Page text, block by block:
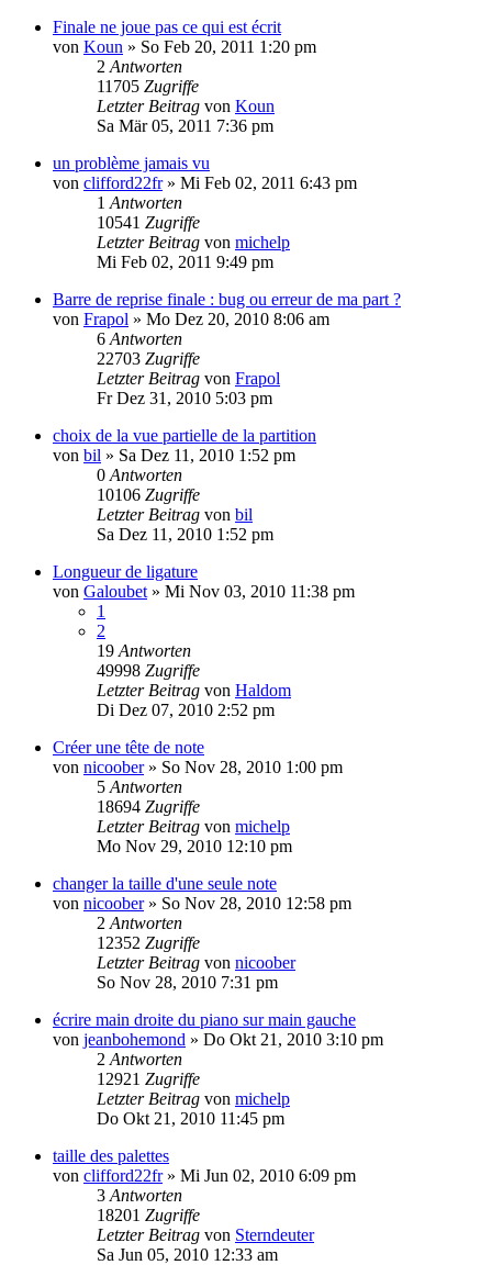
Finale ne joue pas ce qui est écrit
von Koun » So Feb 20, 2011 1:20 pm
2 Antworten
11705 Zugriffe
Letzter Beitrag von Koun
Sa Mär 05, 2011 7:36 pm
un problème jamais vu
von clifford22fr» Mi Feb 02, 2011 6:43 pm
1 Antworten
10541 Zugriffe
Letzter Beitrag von michelp
Mi Feb 02, 2011 9:49 pm
Barre de reprise finale : bug ou erreur de ma part ?
von Frapol » Mo Dez 20, 2010 8:06 am
6 Antworten
22703 Zugriffe
Letzter Beitrag von Frapol
Fr Dez 31, 2010 5:03 pm
choix de la vue partielle de la partition
von bil » Sa Dez 11, 2010 1:52 pm
0 Antworten
10106 Zugriffe
Letzter Beitrag von bil
Sa Dez 11, 2010 1:52 pm
Longueur de ligature
von Galoubet » Mi Nov 03, 2010 11:38 pm
1
2
19 Antworten
49998 Zugriffe
Letzter Beitrag von Haldom
Di Dez 07, 2010 2:52 pm
Créer une tête de note
von nicoober» So Nov 28, 2010 1:00 pm
5 Antworten
18694 Zugriffe
Letzter Beitrag von michelp
Mo Nov 29, 2010 12:10 pm
changer la taille d'une seule note
von nicoober» So Nov 28, 2010 12:58 pm
2 Antworten
12352 Zugriffe
Letzter Beitrag von nicoober
So Nov 28, 2010 7:31 pm
écrire main droite du piano sur main gauche
von jeanbohemond » Do Okt 21, 2010 3:10 pm
2 Antworten
12921 Zugriffe
Letzter Beitrag von michelp
Do Okt 21, 2010 11:45 pm
taille des palettes
von clifford22fr» Mi Jun 02, 2010 6:09 pm
3 Antworten
18201 Zugriffe
Letzter Beitrag von Sterndeuter
Sa Jun 05, 2010 12:33 am